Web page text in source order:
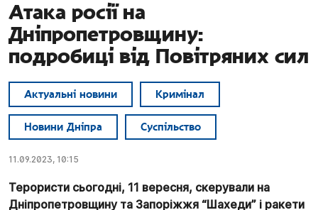
Атака росії на
Дніпропетровщину:
подробиці від Повітряних сил
Актуальні новини Кримінал
Новини Дніпра Суспільство
11.09.2023, 10:15
Терористи сьогодні, 11 вересня, скерували на
Дніпропетровщину та Запоріжжя “Шахеди” і ракети